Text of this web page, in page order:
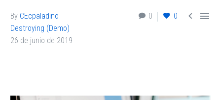
0 0  
By CEcpaladino
Destroying (Demo)
26 de junio de 2019